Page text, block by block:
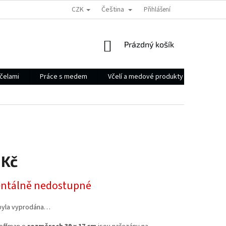
CZK Čeština Přihlášení
NÁKUPNÍ
Prázdný košík
Práce s medem Včelí a medové produkty
nedostupné
vyprodána…